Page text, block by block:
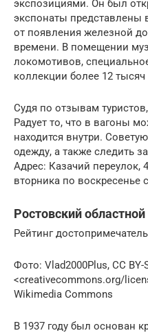
экспозициями. Он был
экспонаты представлены
от появления железной
времени. В помещении
локомотивов,
коллекции более 12
Судя по отзывам
Радует то, что в вагоны
находится внутри.
одежду, а также следить
Адрес: Казачий переулок,
вторника по воскресенье
Ростовский
Рейтинг
Фото: Vlad2000Plus, CC BY-
<creativecommons.org/
Wikimedia Commons
В 1937 году был основан